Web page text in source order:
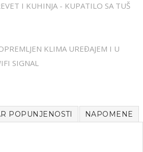
I KUHINJA - KUPATILO SA TUŠ
KLIMA UREĐAJEM I U
SIGNAL
POPUNJENOSTI NAPOMENE